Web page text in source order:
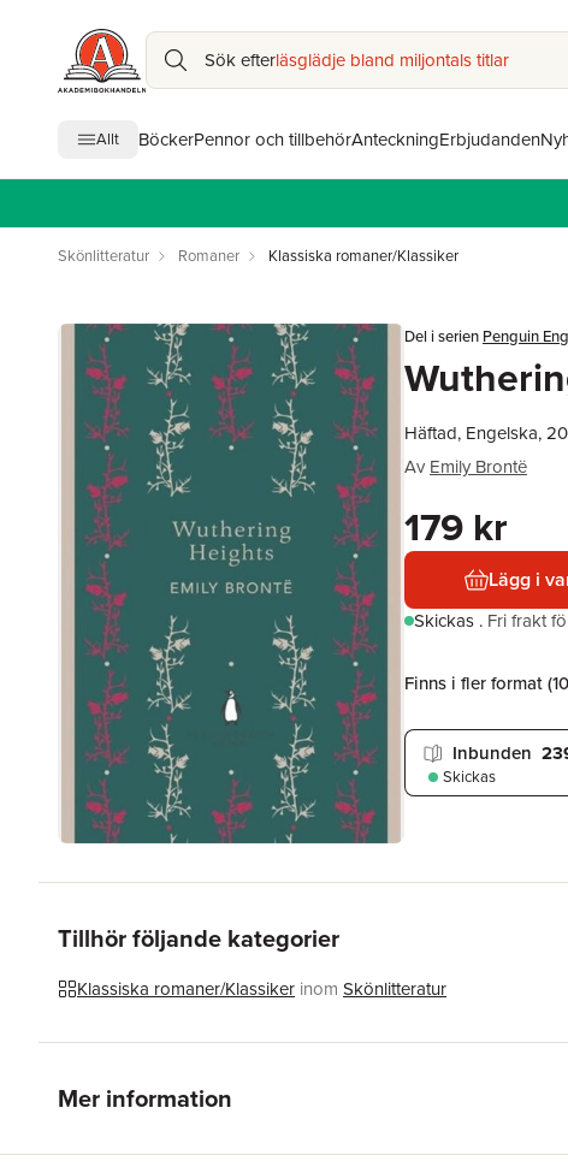
Sök efterläsglädje bland miljontals titlar
Allt BöckerPennor och tillbehörAnteckningErbjudanden
Skönlitteratur Romaner Klassiska romaner/Klassiker
Del i serien Penguin
Häftad, Engelska,
Av Emily Brontë
179 kr
Lägg i
Skickas . Fri frakt
Finns i fler format (10
Inbunden
Skickas
Tillhör följande kategorier
Klassiska romaner/Klassiker inom Skönlitteratur
Mer information